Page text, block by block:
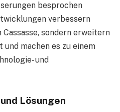
besprochen
verbessern
sondern erweitern
machen es zu einem
und
Lösungen